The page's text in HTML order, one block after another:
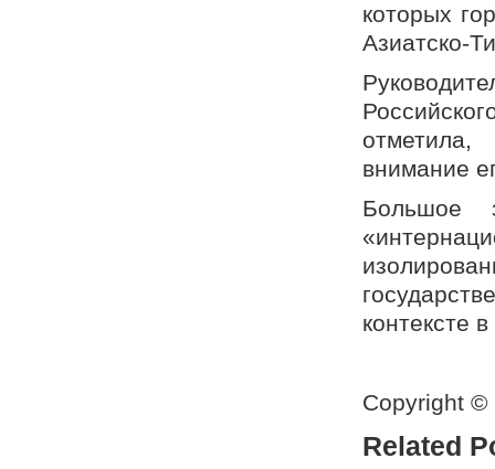
которых
Азиатско-
внимание
Большое
контексте
Copyright ©
Related